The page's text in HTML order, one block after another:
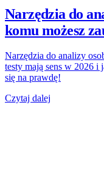
Narzędzia do
komu możesz
Narzędzia do analizy
testy mają sens w 2026 i
się na prawdę!
Czytaj dalej